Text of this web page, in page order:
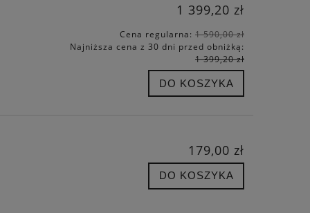
1 399,20 zł
Cena regularna: 1 590,00 zł
Najniższa cena z 30 dni przed obniżką:
1 399,20 zł
DO KOSZYKA
179,00 zł
DO KOSZYKA